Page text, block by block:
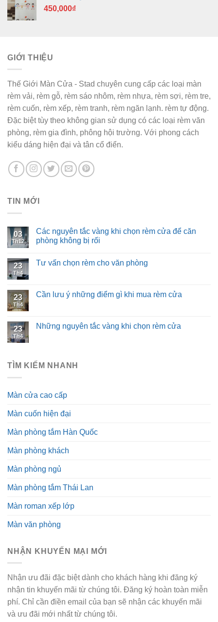
450,000₫
GIỚI THIỆU
Thế Giới Màn Cửa - Stad chuyên cung cấp các loại màn
rèm vải, rèm gỗ, rèm sáo nhôm, rèm nhựa, rèm sợi, rèm tre,
rèm cuốn, rèm xếp, rèm tranh, rèm ngăn lạnh. rèm tự động.
Đặc biệt tùy theo không gian sử dụng có các loại rèm văn
phòng, rèm gia đình, phông hội trường. Với phong cách
kiểu dáng hiện đại và tân cổ điển.
TIN MỚI
03
Th12
Các nguyên tắc vàng khi chọn rèm cửa để căn
phòng không bị rối
23
Th4
Tư vấn chọn rèm cho văn phòng
23
Th4
Cần lưu ý những điểm gì khi mua rèm cửa
23
Th4
Những nguyên tắc vàng khi chọn rèm cửa
TÌM KIẾM NHANH
Màn cửa cao cấp
Màn cuốn hiện đại
Màn phòng tắm Hàn Quốc
Màn phòng khách
Màn phòng ngủ
Màn phòng tắm Thái Lan
Màn roman xếp lớp
Màn văn phòng
NHẬN KHUYẾN MẠI MỚI
Nhận ưu đãi đặc biệt dành cho khách hàng khi đăng ký
nhận tin khuyến mãi từ chúng tôi. Đăng ký hoàn toàn miễn
phí. Chỉ cần điền email của bạn sẽ nhận các khuyến mãi
và ưu đãi mới nhất từ chúng tôi.